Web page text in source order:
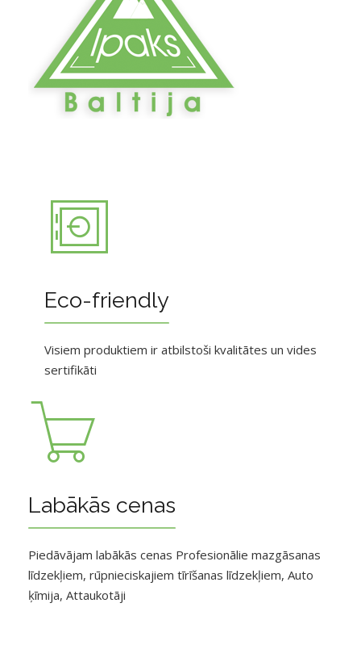
Eco-friendly
Visiem produktiem ir atbilstoši kvalitātes un vides
sertifikāti
Labākās cenas
Piedāvājam labākās cenas Profesionālie mazgāsanas
līdzekļiem, rūpnieciskajiem tīrīšanas līdzekļiem, Auto
ķīmija, Attaukotāji